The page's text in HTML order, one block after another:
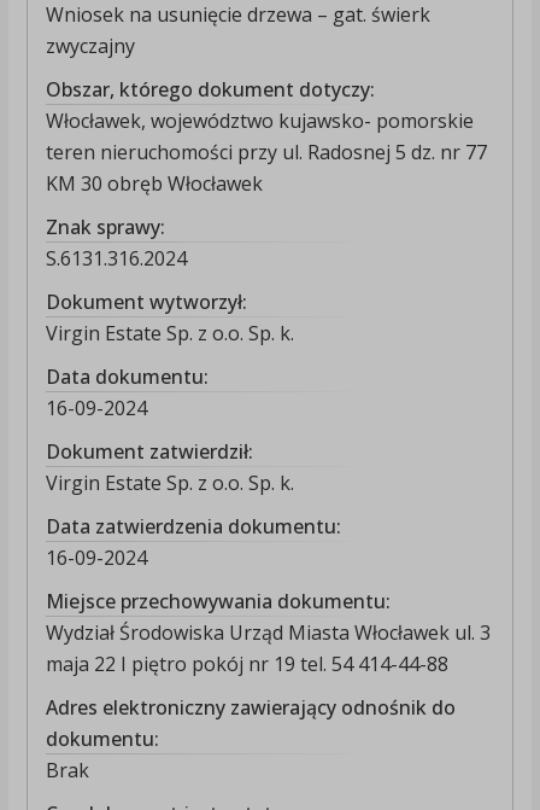
Wniosek na usunięcie drzewa – gat. świerk
zwyczajny
Obszar, którego dokument dotyczy:
Włocławek, województwo kujawsko- pomorskie
teren nieruchomości przy ul. Radosnej 5 dz. nr 77
KM 30 obręb Włocławek
Znak sprawy:
S.6131.316.2024
Dokument wytworzył:
Virgin Estate Sp. z o.o. Sp. k.
Data dokumentu:
16-09-2024
Dokument zatwierdził:
Virgin Estate Sp. z o.o. Sp. k.
Data zatwierdzenia dokumentu:
16-09-2024
Miejsce przechowywania dokumentu:
Wydział Środowiska Urząd Miasta Włocławek ul. 3
maja 22 I piętro pokój nr 19 tel. 54 414-44-88
Adres elektroniczny zawierający odnośnik do
dokumentu:
Brak